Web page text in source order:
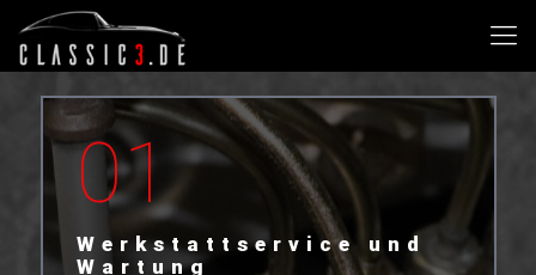
01
Werkstattservice und
Wartung